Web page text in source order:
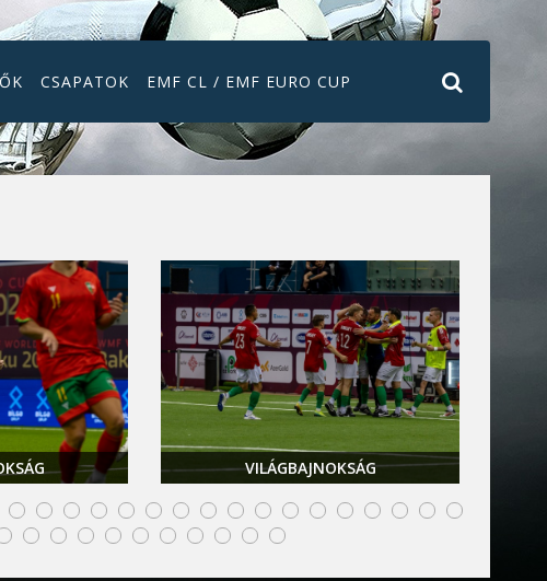
CSAPATOK EMF CL / EMF EURO CUP
VILÁGBAJNOKSÁG